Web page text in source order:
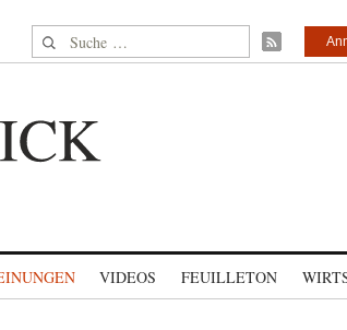
Suche nach:
VIDEOS FEUILLETON